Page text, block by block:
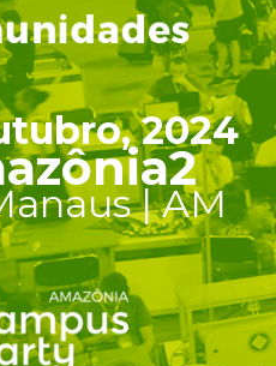
2024
| AM